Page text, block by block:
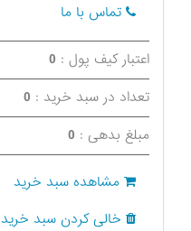
تماس با ما
اعتبار کیف پول : 0
تعداد در سبد خرید : 0
مبلغ بدهی : 0
مشاهده سبد خرید
خالی کردن سبد خرید